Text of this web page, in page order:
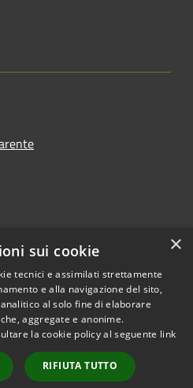
Copyright © 2026 • Comune di
Sanremo • Powered by
Municipium•
Accesso
redazione
×
sui cookie
tecnici e assimilati strettamente
e alla navigazione del sito,
al solo fine di elaborare
aggregate e anonime.
la cookie policy al seguente link
RIFIUTA TUTTO